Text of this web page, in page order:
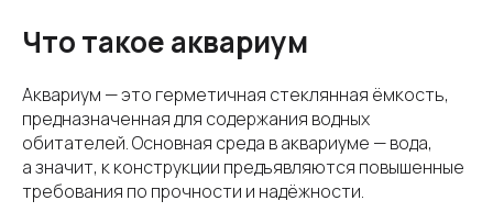
Что такое аквариум
Аквариум — это герметичная стеклянная ёмкость,
предназначенная для содержания водных
обитателей. Основная среда в аквариуме — вода,
а значит, к конструкции предъявляются повышенные
требования по прочности и надёжности.